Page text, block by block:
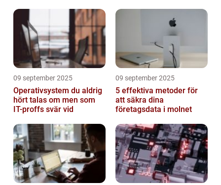
09 september 2025
Operativsystem du aldrig
hört talas om men som
IT-proffs svär vid
09 september 2025
5 effektiva metoder för
att säkra dina
företagsdata i molnet